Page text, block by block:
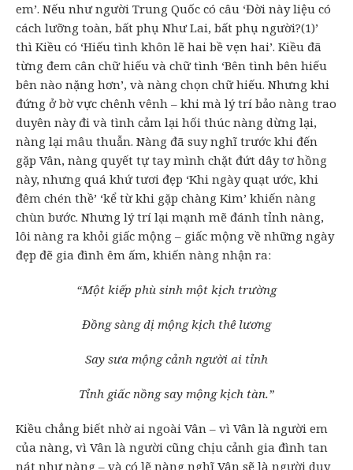
em’. Nếu như người Trung Quốc có câu ‘Đời này liệu có
cách lưỡng toàn, bất phụ Như Lai, bất phụ người?(1)’
thì Kiều có ‘Hiếu tình khôn lẽ hai bề vẹn hai’. Kiều đã
từng đem cân chữ hiếu và chữ tình ‘Bên tình bên hiếu
bên nào nặng hơn’, và nàng chọn chữ hiếu. Nhưng khi
đứng ở bờ vực chênh vênh – khi mà lý trí bảo nàng trao
duyên này đi và tình cảm lại hối thúc nàng dừng lại,
nàng lại mâu thuẫn. Nàng đã suy nghĩ trước khi đến
gặp Vân, nàng quyết tự tay mình chặt đứt dây tơ hồng
này, nhưng quá khứ tươi đẹp ‘Khi ngày quạt ước, khi
đêm chén thề’ ‘kể từ khi gặp chàng Kim’ khiến nàng
chùn bước. Nhưng lý trí lại mạnh mẽ đánh tỉnh nàng,
lôi nàng ra khỏi giấc mộng – giấc mộng về những ngày
đẹp đẽ gia đình êm ấm, khiến nàng nhận ra:
“Một kiếp phù sinh một kịch trường
Đồng sàng dị mộng kịch thê lương
Say sưa mộng cảnh người ai tỉnh
Tỉnh giấc nồng say mộng kịch tàn.”
Kiều chẳng biết nhờ ai ngoài Vân – vì Vân là người em
của nàng, vì Vân là người cũng chịu cảnh gia đình tan
nát như nàng – và có lẽ nàng nghĩ Vân sẽ là người duy